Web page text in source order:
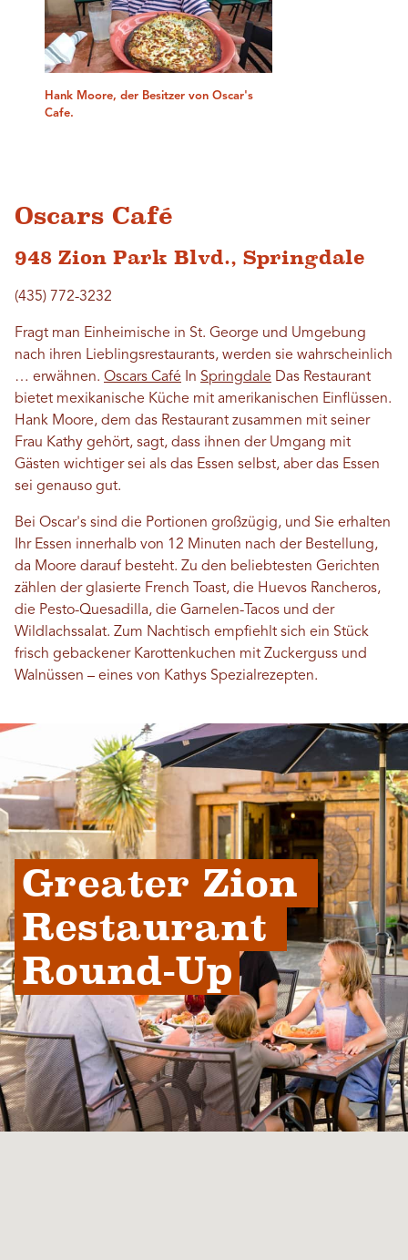
Hank Moore, der Besitzer von Oscar's
Cafe.
Oscars Café
948 Zion Park Blvd., Springdale
(435) 772-3232
Fragt man Einheimische in St. George und Umgebung
nach ihren Lieblingsrestaurants, werden sie wahrscheinlich
… erwähnen. Oscars Café In Springdale Das Restaurant
bietet mexikanische Küche mit amerikanischen Einflüssen.
Hank Moore, dem das Restaurant zusammen mit seiner
Frau Kathy gehört, sagt, dass ihnen der Umgang mit
Gästen wichtiger sei als das Essen selbst, aber das Essen
sei genauso gut.
Bei Oscar's sind die Portionen großzügig, und Sie erhalten
Ihr Essen innerhalb von 12 Minuten nach der Bestellung,
da Moore darauf besteht. Zu den beliebtesten Gerichten
zählen der glasierte French Toast, die Huevos Rancheros,
die Pesto-Quesadilla, die Garnelen-Tacos und der
Wildlachssalat. Zum Nachtisch empfiehlt sich ein Stück
frisch gebackener Karottenkuchen mit Zuckerguss und
Walnüssen – eines von Kathys Spezialrezepten.
Greater Zion
Restaurant
Round-Up